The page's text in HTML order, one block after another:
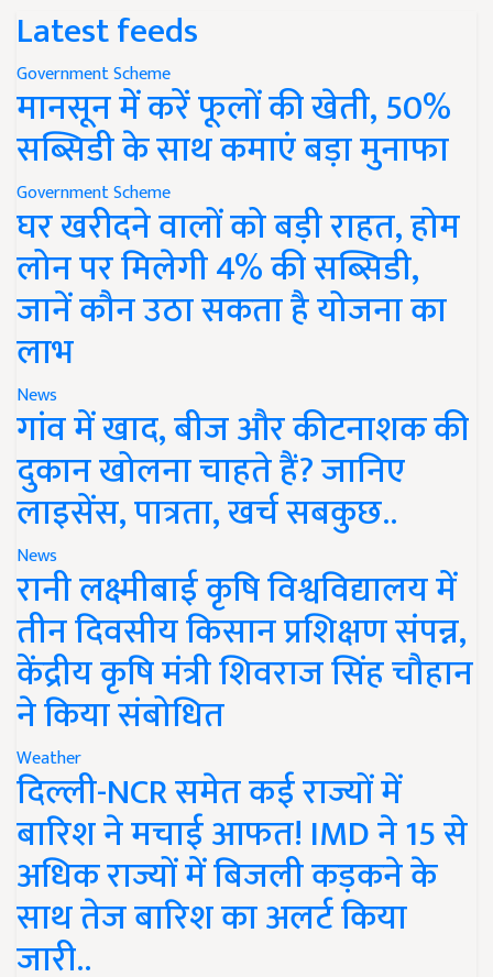
Latest feeds
Government Scheme
मानसून में करें फूलों की खेती, 50%
सब्सिडी के साथ कमाएं बड़ा मुनाफा
Government Scheme
घर खरीदने वालों को बड़ी राहत, होम
लोन पर मिलेगी 4% की सब्सिडी,
जानें कौन उठा सकता है योजना का
लाभ
News
गांव में खाद, बीज और कीटनाशक की
दुकान खोलना चाहते हैं? जानिए
लाइसेंस, पात्रता, खर्च सबकुछ..
News
रानी लक्ष्मीबाई कृषि विश्वविद्यालय में
तीन दिवसीय किसान प्रशिक्षण संपन्न,
केंद्रीय कृषि मंत्री शिवराज सिंह चौहान
ने किया संबोधित
Weather
दिल्ली-NCR समेत कई राज्यों में
बारिश ने मचाई आफत! IMD ने 15 से
अधिक राज्यों में बिजली कड़कने के
साथ तेज बारिश का अलर्ट किया
जारी..